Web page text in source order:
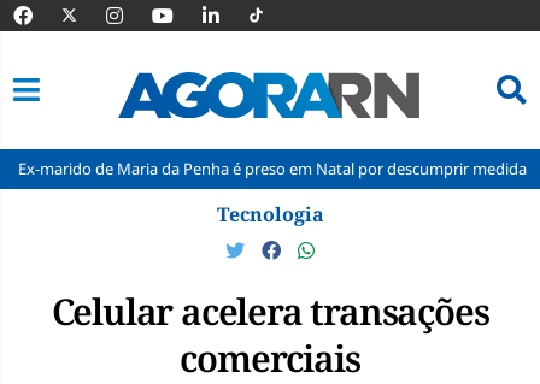
Maria da Penha é preso em Natal por descumprir medida protetiva
Tecnologia
Celular acelera transações
comerciais